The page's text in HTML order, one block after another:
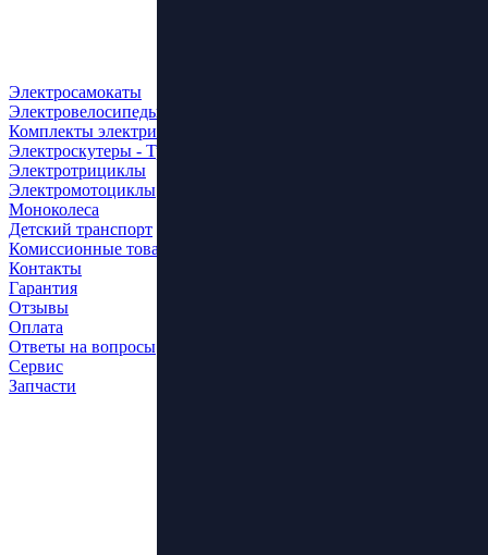
Электросамокаты
Электровелосипеды
Комплекты электрификации
Электроскутеры - Трайки
Электротрициклы
Электромотоциклы
Моноколеса
Детский транспорт
Комиссионные товары
Контакты
Гарантия
Отзывы
Оплата
Ответы на вопросы
Сервис
Запчасти